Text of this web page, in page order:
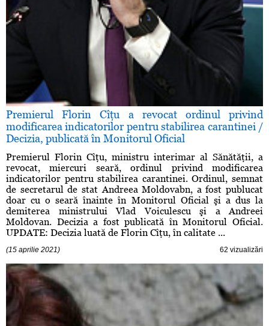
Premierul Florin Cîţu a revocat ordinul privind
modificarea indicatorilor pentru stabilirea carantinei /
Decizia, publicată în Monitorul Oficial
Premierul Florin Cîţu, ministru interimar al Sănătăţii, a
revocat, miercuri seară, ordinul privind modificarea
indicatorilor pentru stabilirea carantinei. Ordinul, semnat
de secretarul de stat Andreea Moldovabn, a fost publucat
doar cu o seară înainte în Monitorul Oficial şi a dus la
demiterea ministrului Vlad Voiculescu şi a Andreei
Moldovan. Decizia a fost publicată în Monitorul Oficial.
UPDATE: Decizia luată de Florin Cîţu, în calitate ...
(15 aprilie 2021) 62 vizualizări